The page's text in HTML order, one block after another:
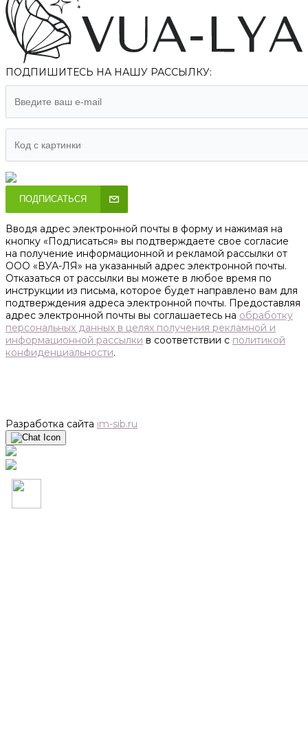
ПОДПИШИТЕСЬ НА НАШУ РАССЫЛКУ:
ПОДПИСАТЬСЯ
Вводя адрес электронной почты в форму и нажимая на
кнопку «Подписаться» вы подтверждаете свое согласие
на получение информационной и рекламой рассылки от
ООО «ВУА-ЛЯ» на указанный адрес электронной почты.
Отказаться от рассылки вы можете в любое время по
инструкции из письма, которое будет направлено вам для
подтверждения адреса электронной почты. Предоставляя
адрес электронной почты вы соглашаетесь на обработку
персональных данных в целях получения рекламной и
информационной рассылки в соответствии с политикой
конфиденциальности.
Разработка сайта im-sib.ru